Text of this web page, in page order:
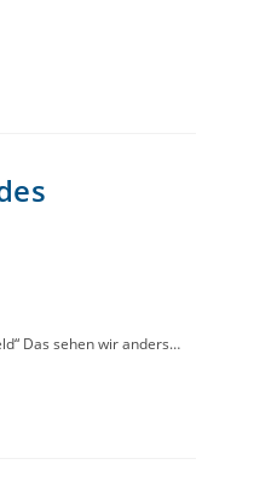
Das sehen wir anders…